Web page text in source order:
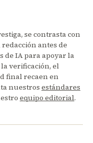
se contrasta con
antes de
de IA para apoyar la
verificación, el
final recaen en
nuestros estándares
equipo editorial.